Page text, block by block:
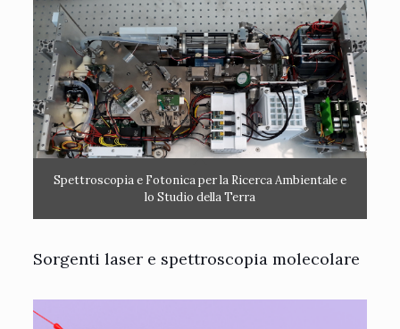
Spettroscopia e Fotonica per la Ricerca Ambientale e
lo Studio della Terra
Sorgenti laser e spettroscopia molecolare